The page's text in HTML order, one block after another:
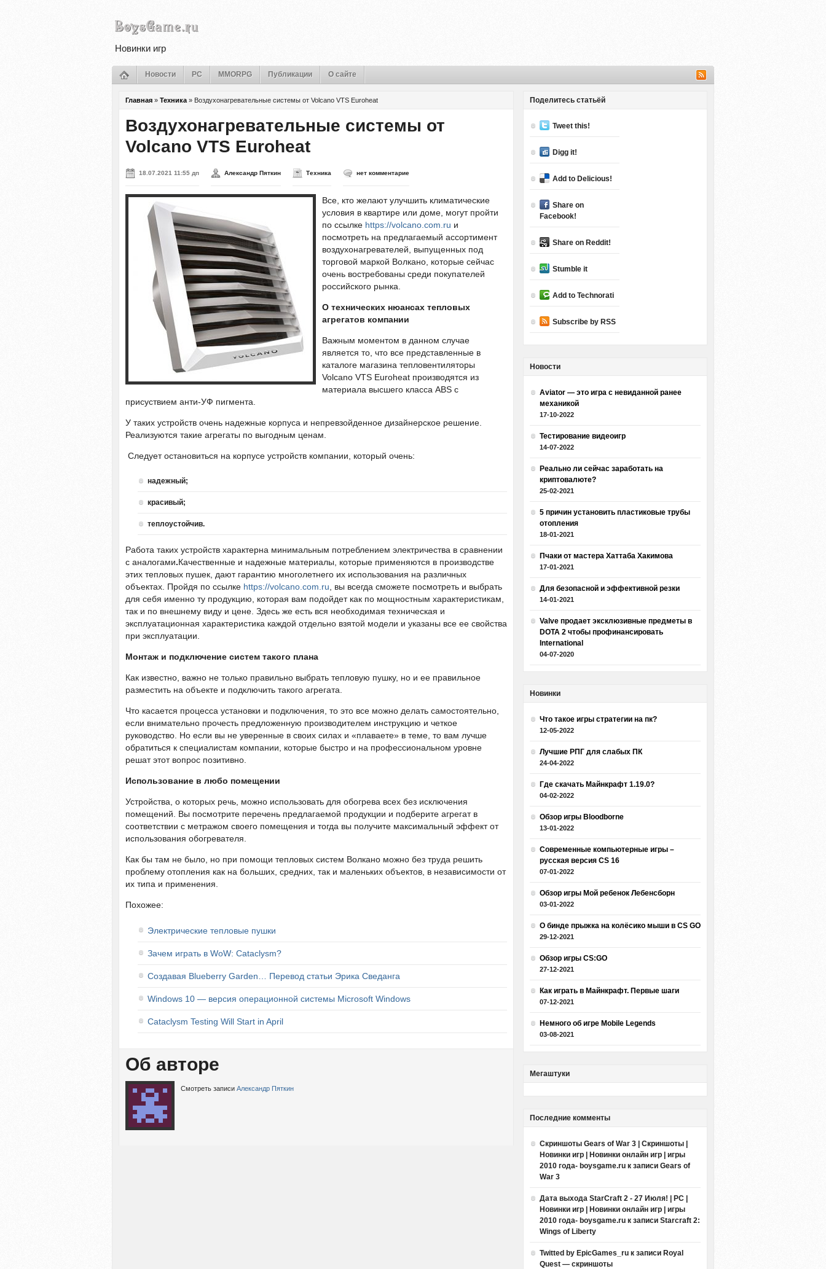
Новинки игр
Новости PC MMORPG Публикации О сайте
Главная » Техника » Воздухонагревательные системы от Volcano VTS Euroheat
Воздухонагревательные системы от
Volcano VTS Euroheat
18.07.2021 11:55 дп Александр Пяткин Техника нет комментарие
Все, кто желают улучшить климатические
условия в квартире или доме, могут пройти
по ссылке https://volcano.com.ru и
посмотреть на предлагаемый ассортимент
воздухонагревателей, выпущенных под
торговой маркой Волкано, которые сейчас
очень востребованы среди покупателей
российского рынка.
О технических нюансах тепловых
агрегатов компании
Важным моментом в данном случае
является то, что все представленные в
каталоге магазина тепловентиляторы
Volcano VTS Euroheat производятся из
материала высшего класса ABS с
присуствием анти-УФ пигмента.
У таких устройств очень надежные корпуса и непревзойденное дизайнерское решение.
Реализуются такие агрегаты по выгодным ценам.
Следует остановиться на корпусе устройств компании, который очень:
надежный;
красивый;
теплоустойчив.
Работа таких устройств характерна минимальным потреблением электричества в сравнении
с аналогами.Качественные и надежные материалы, которые применяются в производстве
этих тепловых пушек, дают гарантию многолетнего их использования на различных
объектах. Пройдя по ссылке https://volcano.com.ru , вы всегда сможете посмотреть и выбрать
для себя именно ту продукцию, которая вам подойдет как по мощностным характеристикам,
так и по внешнему виду и цене. Здесь же есть вся необходимая техническая и
эксплуатационная характеристика каждой отдельно взятой модели и указаны все ее свойства
при эксплуатации.
Монтаж и подключение систем такого плана
Как известно, важно не только правильно выбрать тепловую пушку, но и ее правильное
разместить на объекте и подключить такого агрегата.
Что касается процесса установки и подключения, то это все можно делать самостоятельно,
если внимательно прочесть предложенную производителем инструкцию и четкое
руководство. Но если вы не уверенные в своих силах и «плаваете» в теме, то вам лучше
обратиться к специалистам компании, которые быстро и на профессиональном уровне
решат этот вопрос позитивно.
Использование в любо помещении
Устройства, о которых речь, можно использовать для обогрева всех без исключения
помещений. Вы посмотрите перечень предлагаемой продукции и подберите агрегат в
соответствии с метражом своего помещения и тогда вы получите максимальный эффект от
использования обогревателя.
Как бы там не было, но при помощи тепловых систем Волкано можно без труда решить
проблему отопления как на больших, средних, так и маленьких объектов, в независимости от
их типа и применения.
Похожее:
Электрические тепловые пушки
Зачем играть в WoW: Cataclysm?
Создавая Blueberry Garden… Перевод статьи Эрика Сведанга
Windows 10 — версия операционной системы Microsoft Windows
Cataclysm Testing Will Start in April
Об авторе
Смотреть записи Александр Пяткин
Поделитесь статьёй
Tweet this!
Digg it!
Add to Delicious!
Share on
Facebook!
Share on Reddit!
Stumble it
Add to Technorati
Subscribe by RSS
Новости
Aviator — это игра с невиданной ранее
механикой
17-10-2022
Тестирование видеоигр
14-07-2022
Реально ли сейчас заработать на
криптовалюте?
25-02-2021
5 причин установить пластиковые трубы
отопления
18-01-2021
Пчаки от мастера Хаттаба Хакимова
17-01-2021
Для безопасной и эффективной резки
14-01-2021
Valve продает эксклюзивные предметы в
DOTA 2 чтобы профинансировать
International
04-07-2020
Новинки
Что такое игры стратегии на пк?
12-05-2022
Лучшие РПГ для слабых ПК
24-04-2022
Где скачать Майнкрафт 1.19.0?
04-02-2022
Обзор игры Bloodborne
13-01-2022
Современные компьютерные игры –
русская версия CS 16
07-01-2022
Обзор игры Мой ребенок Лебенсборн
03-01-2022
О бинде прыжка на колёсико мыши в CS GO
29-12-2021
Обзор игры CS:GO
27-12-2021
Как играть в Майнкрафт. Первые шаги
07-12-2021
Немного об игре Mobile Legends
03-08-2021
Мегаштуки
Последние комменты
Скриншоты Gears of War 3 | Скриншоты |
Новинки игр | Новинки онлайн игр | игры
2010 года- boysgame.ru к записи Gears of
War 3
Дата выхода StarCraft 2 - 27 Июля! | PC |
Новинки игр | Новинки онлайн игр | игры
2010 года- boysgame.ru к записи Starcraft 2:
Wings of Liberty
Twitted by EpicGames_ru к записи Royal
Quest — скриншоты